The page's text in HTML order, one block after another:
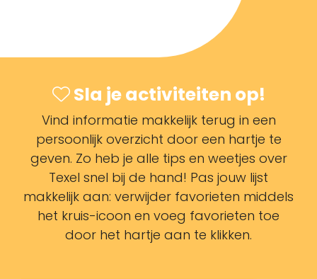
Sla je activiteiten op!
Vind informatie makkelijk terug in een
persoonlijk overzicht door een hartje te
geven. Zo heb je alle tips en weetjes over
Texel snel bij de hand! Pas jouw lijst
makkelijk aan: verwijder favorieten middels
het kruis-icoon en voeg favorieten toe
door het hartje aan te klikken.